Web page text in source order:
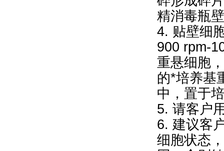
精消毒瓶
4. 贴壁细
900 rpm-
重悬细胞
的*培养基
中，置于
5. 请客户
6. 建议客
细胞状态